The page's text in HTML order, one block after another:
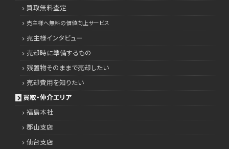
買取無料査定
売主様へ無料の価値向上サービス
売主様インタビュー
売却時に準備するもの
残置物そのままで売却したい
売却費用を知りたい
買取・仲介エリア
福島本社
郡山支店
仙台支店